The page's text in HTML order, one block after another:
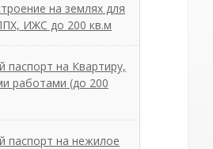
на землях для
ИЖС до 200 кв.м
паспорт на Квартиру,
работами (до 200
паспорт на нежилое